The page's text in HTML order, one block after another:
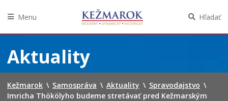
obsah
Menu Hľadať
Aktuality
Kežmarok \ Samospráva \ Aktuality \ Spravodajstvo \
Imricha Thökölyho budeme stretávať pred Kežmarským